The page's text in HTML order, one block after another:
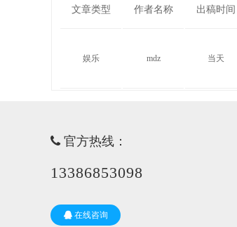
文章类型 作者名称 出稿时间
娱乐 mdz 当天
官方热线：
13386853098
在线咨询